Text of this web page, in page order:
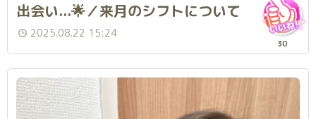
出会い...🌟／来月のシフトについて
2025.08.22 15:24
30